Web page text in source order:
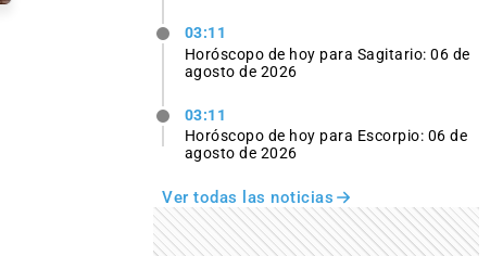
03:11
Horóscopo de hoy para Sagitario: 06 de
agosto de 2026
03:11
Horóscopo de hoy para Escorpio: 06 de
agosto de 2026
Ver todas las noticias